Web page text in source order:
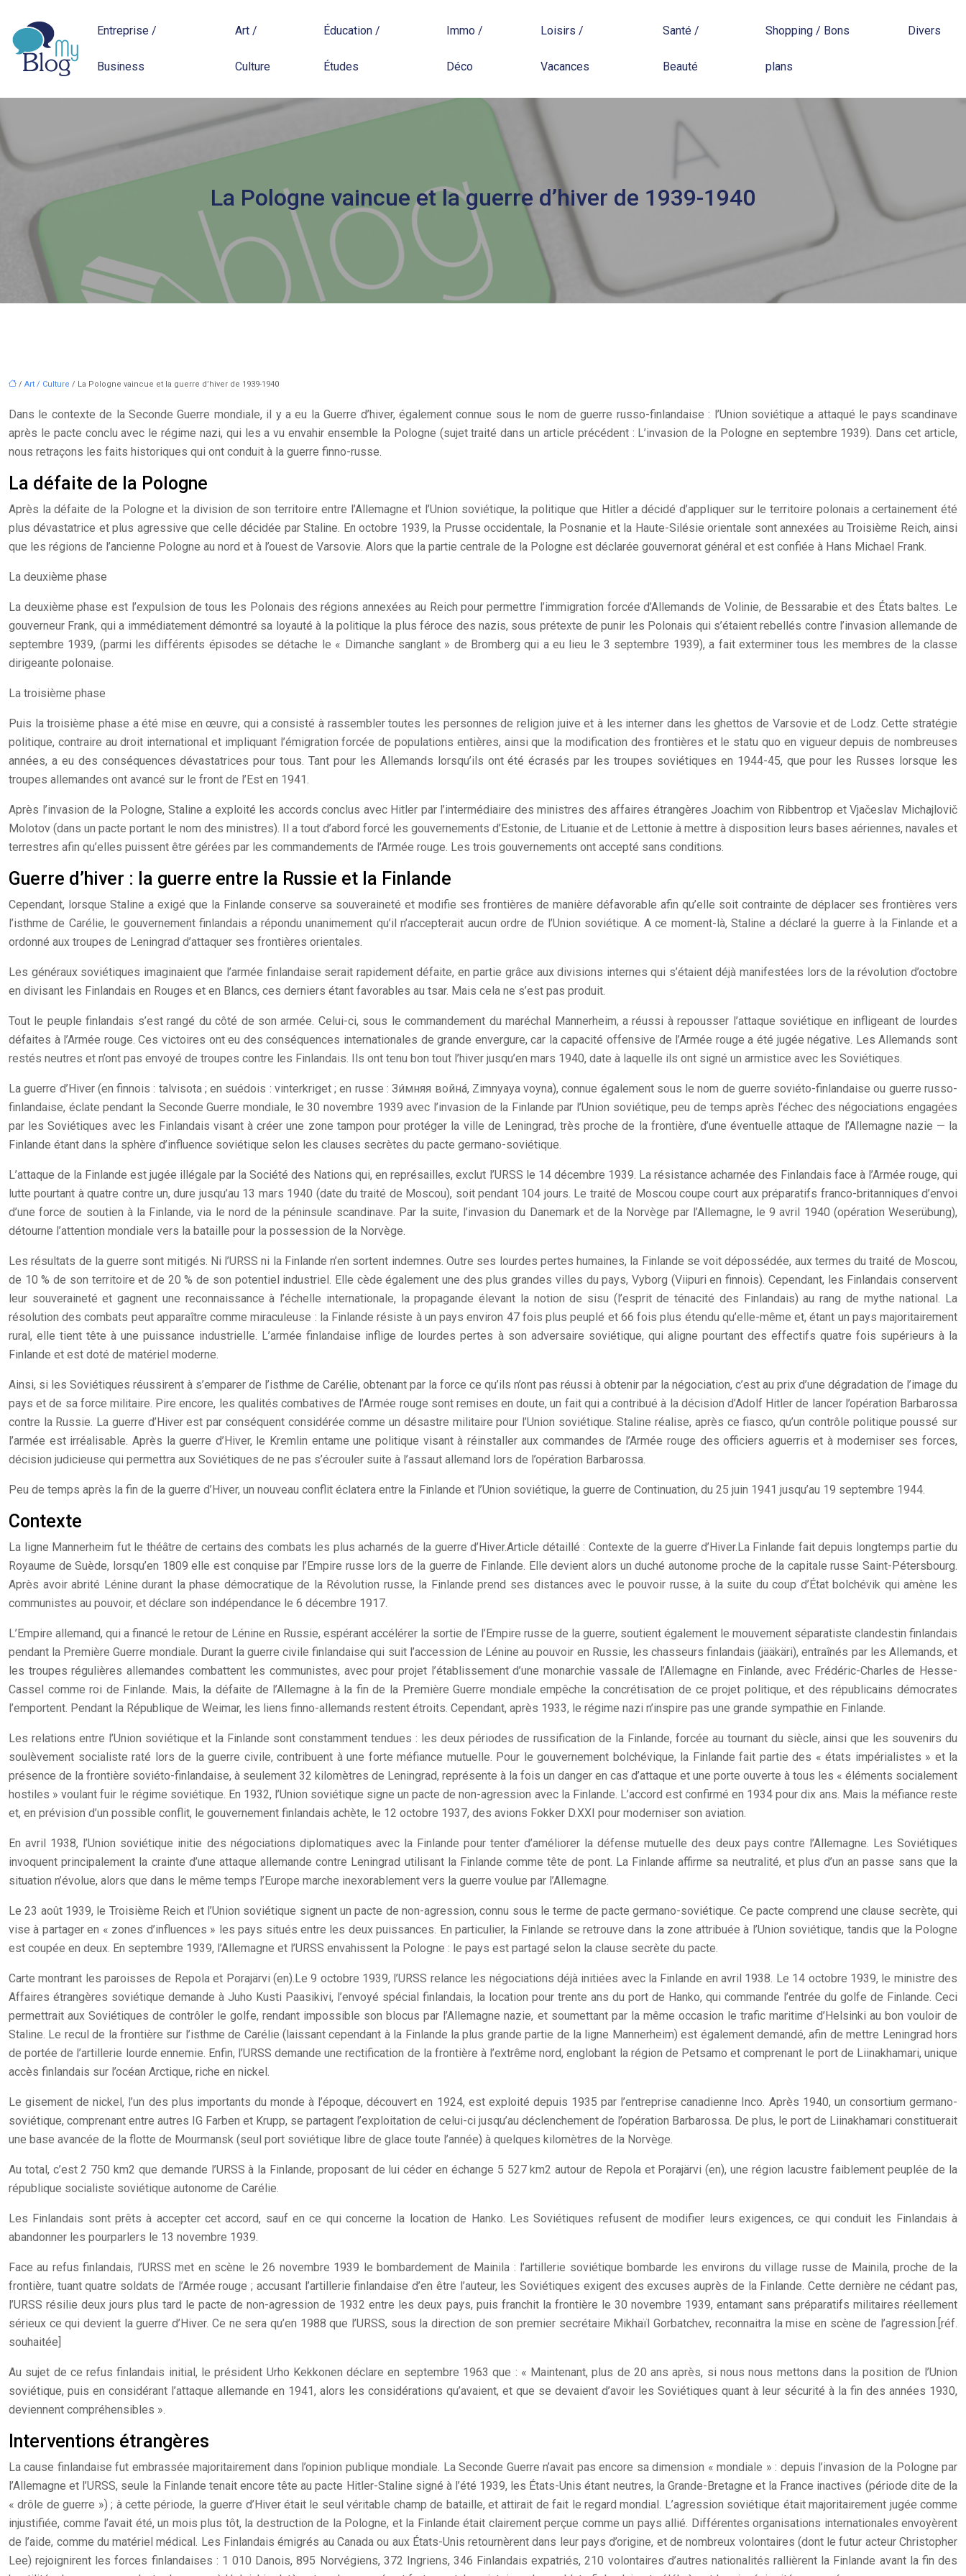
Entreprise /
Business
Art /
Culture
Éducation /
Études
Immo /
Déco
Loisirs /
Vacances
Santé /
Beauté
Shopping / Bons
plans
Divers
La Pologne vaincue et la guerre d’hiver de 1939-1940
/ Art / Culture / La Pologne vaincue et la guerre d’hiver de 1939-1940
Dans le contexte de la Seconde Guerre mondiale, il y a eu la Guerre d’hiver, également connue sous le nom de guerre russo-finlandaise : l’Union soviétique a attaqué le pays scandinave
après le pacte conclu avec le régime nazi, qui les a vu envahir ensemble la Pologne (sujet traité dans un article précédent : L’invasion de la Pologne en septembre 1939). Dans cet article,
nous retraçons les faits historiques qui ont conduit à la guerre finno-russe.
La défaite de la Pologne
Après la défaite de la Pologne et la division de son territoire entre l’Allemagne et l’Union soviétique, la politique que Hitler a décidé d’appliquer sur le territoire polonais a certainement été
plus dévastatrice et plus agressive que celle décidée par Staline. En octobre 1939, la Prusse occidentale, la Posnanie et la Haute-Silésie orientale sont annexées au Troisième Reich, ainsi
que les régions de l’ancienne Pologne au nord et à l’ouest de Varsovie. Alors que la partie centrale de la Pologne est déclarée gouvernorat général et est confiée à Hans Michael Frank.
La deuxième phase
La deuxième phase est l’expulsion de tous les Polonais des régions annexées au Reich pour permettre l’immigration forcée d’Allemands de Volinie, de Bessarabie et des États baltes. Le
gouverneur Frank, qui a immédiatement démontré sa loyauté à la politique la plus féroce des nazis, sous prétexte de punir les Polonais qui s’étaient rebellés contre l’invasion allemande de
septembre 1939, (parmi les différents épisodes se détache le « Dimanche sanglant » de Bromberg qui a eu lieu le 3 septembre 1939), a fait exterminer tous les membres de la classe
dirigeante polonaise.
La troisième phase
Puis la troisième phase a été mise en œuvre, qui a consisté à rassembler toutes les personnes de religion juive et à les interner dans les ghettos de Varsovie et de Lodz. Cette stratégie
politique, contraire au droit international et impliquant l’émigration forcée de populations entières, ainsi que la modification des frontières et le statu quo en vigueur depuis de nombreuses
années, a eu des conséquences dévastatrices pour tous. Tant pour les Allemands lorsqu’ils ont été écrasés par les troupes soviétiques en 1944-45, que pour les Russes lorsque les
troupes allemandes ont avancé sur le front de l’Est en 1941.
Après l’invasion de la Pologne, Staline a exploité les accords conclus avec Hitler par l’intermédiaire des ministres des affaires étrangères Joachim von Ribbentrop et Vjačeslav Michajlovič
Molotov (dans un pacte portant le nom des ministres). Il a tout d’abord forcé les gouvernements d’Estonie, de Lituanie et de Lettonie à mettre à disposition leurs bases aériennes, navales et
terrestres afin qu’elles puissent être gérées par les commandements de l’Armée rouge. Les trois gouvernements ont accepté sans conditions.
Guerre d’hiver : la guerre entre la Russie et la Finlande
Cependant, lorsque Staline a exigé que la Finlande conserve sa souveraineté et modifie ses frontières de manière défavorable afin qu’elle soit contrainte de déplacer ses frontières vers
l’isthme de Carélie, le gouvernement finlandais a répondu unanimement qu’il n’accepterait aucun ordre de l’Union soviétique. A ce moment-là, Staline a déclaré la guerre à la Finlande et a
ordonné aux troupes de Leningrad d’attaquer ses frontières orientales.
Les généraux soviétiques imaginaient que l’armée finlandaise serait rapidement défaite, en partie grâce aux divisions internes qui s’étaient déjà manifestées lors de la révolution d’octobre
en divisant les Finlandais en Rouges et en Blancs, ces derniers étant favorables au tsar. Mais cela ne s’est pas produit.
Tout le peuple finlandais s’est rangé du côté de son armée. Celui-ci, sous le commandement du maréchal Mannerheim, a réussi à repousser l’attaque soviétique en infligeant de lourdes
défaites à l’Armée rouge. Ces victoires ont eu des conséquences internationales de grande envergure, car la capacité offensive de l’Armée rouge a été jugée négative. Les Allemands sont
restés neutres et n’ont pas envoyé de troupes contre les Finlandais. Ils ont tenu bon tout l’hiver jusqu’en mars 1940, date à laquelle ils ont signé un armistice avec les Soviétiques.
La guerre d’Hiver (en finnois : talvisota ; en suédois : vinterkriget ; en russe : Зи́мняя война́, Zimnyaya voyna), connue également sous le nom de guerre soviéto-finlandaise ou guerre russo-
finlandaise, éclate pendant la Seconde Guerre mondiale, le 30 novembre 1939 avec l’invasion de la Finlande par l’Union soviétique, peu de temps après l’échec des négociations engagées
par les Soviétiques avec les Finlandais visant à créer une zone tampon pour protéger la ville de Leningrad, très proche de la frontière, d’une éventuelle attaque de l’Allemagne nazie — la
Finlande étant dans la sphère d’influence soviétique selon les clauses secrètes du pacte germano-soviétique.
L’attaque de la Finlande est jugée illégale par la Société des Nations qui, en représailles, exclut l’URSS le 14 décembre 1939. La résistance acharnée des Finlandais face à l’Armée rouge, qui
lutte pourtant à quatre contre un, dure jusqu’au 13 mars 1940 (date du traité de Moscou), soit pendant 104 jours. Le traité de Moscou coupe court aux préparatifs franco-britanniques d’envoi
d’une force de soutien à la Finlande, via le nord de la péninsule scandinave. Par la suite, l’invasion du Danemark et de la Norvège par l’Allemagne, le 9 avril 1940 (opération Weserübung),
détourne l’attention mondiale vers la bataille pour la possession de la Norvège.
Les résultats de la guerre sont mitigés. Ni l’URSS ni la Finlande n’en sortent indemnes. Outre ses lourdes pertes humaines, la Finlande se voit dépossédée, aux termes du traité de Moscou,
de 10 % de son territoire et de 20 % de son potentiel industriel. Elle cède également une des plus grandes villes du pays, Vyborg (Viipuri en finnois). Cependant, les Finlandais conservent
leur souveraineté et gagnent une reconnaissance à l’échelle internationale, la propagande élevant la notion de sisu (l’esprit de ténacité des Finlandais) au rang de mythe national. La
résolution des combats peut apparaître comme miraculeuse : la Finlande résiste à un pays environ 47 fois plus peuplé et 66 fois plus étendu qu’elle-même et, étant un pays majoritairement
rural, elle tient tête à une puissance industrielle. L’armée finlandaise inflige de lourdes pertes à son adversaire soviétique, qui aligne pourtant des effectifs quatre fois supérieurs à la
Finlande et est doté de matériel moderne.
Ainsi, si les Soviétiques réussirent à s’emparer de l’isthme de Carélie, obtenant par la force ce qu’ils n’ont pas réussi à obtenir par la négociation, c’est au prix d’une dégradation de l’image du
pays et de sa force militaire. Pire encore, les qualités combatives de l’Armée rouge sont remises en doute, un fait qui a contribué à la décision d’Adolf Hitler de lancer l’opération Barbarossa
contre la Russie. La guerre d’Hiver est par conséquent considérée comme un désastre militaire pour l’Union soviétique. Staline réalise, après ce fiasco, qu’un contrôle politique poussé sur
l’armée est irréalisable. Après la guerre d’Hiver, le Kremlin entame une politique visant à réinstaller aux commandes de l’Armée rouge des officiers aguerris et à moderniser ses forces,
décision judicieuse qui permettra aux Soviétiques de ne pas s’écrouler suite à l’assaut allemand lors de l’opération Barbarossa.
Peu de temps après la fin de la guerre d’Hiver, un nouveau conflit éclatera entre la Finlande et l’Union soviétique, la guerre de Continuation, du 25 juin 1941 jusqu’au 19 septembre 1944.
Contexte
La ligne Mannerheim fut le théâtre de certains des combats les plus acharnés de la guerre d’Hiver.Article détaillé : Contexte de la guerre d’Hiver.La Finlande fait depuis longtemps partie du
Royaume de Suède, lorsqu’en 1809 elle est conquise par l’Empire russe lors de la guerre de Finlande. Elle devient alors un duché autonome proche de la capitale russe Saint-Pétersbourg.
Après avoir abrité Lénine durant la phase démocratique de la Révolution russe, la Finlande prend ses distances avec le pouvoir russe, à la suite du coup d’État bolchévik qui amène les
communistes au pouvoir, et déclare son indépendance le 6 décembre 1917.
L’Empire allemand, qui a financé le retour de Lénine en Russie, espérant accélérer la sortie de l’Empire russe de la guerre, soutient également le mouvement séparatiste clandestin finlandais
pendant la Première Guerre mondiale. Durant la guerre civile finlandaise qui suit l’accession de Lénine au pouvoir en Russie, les chasseurs finlandais (jääkäri), entraînés par les Allemands, et
les troupes régulières allemandes combattent les communistes, avec pour projet l’établissement d’une monarchie vassale de l’Allemagne en Finlande, avec Frédéric-Charles de Hesse-
Cassel comme roi de Finlande. Mais, la défaite de l’Allemagne à la fin de la Première Guerre mondiale empêche la concrétisation de ce projet politique, et des républicains démocrates
l’emportent. Pendant la République de Weimar, les liens finno-allemands restent étroits. Cependant, après 1933, le régime nazi n’inspire pas une grande sympathie en Finlande.
Les relations entre l’Union soviétique et la Finlande sont constamment tendues : les deux périodes de russification de la Finlande, forcée au tournant du siècle, ainsi que les souvenirs du
soulèvement socialiste raté lors de la guerre civile, contribuent à une forte méfiance mutuelle. Pour le gouvernement bolchévique, la Finlande fait partie des « états impérialistes » et la
présence de la frontière soviéto-finlandaise, à seulement 32 kilomètres de Leningrad, représente à la fois un danger en cas d’attaque et une porte ouverte à tous les « éléments socialement
hostiles » voulant fuir le régime soviétique. En 1932, l’Union soviétique signe un pacte de non-agression avec la Finlande. L’accord est confirmé en 1934 pour dix ans. Mais la méfiance reste
et, en prévision d’un possible conflit, le gouvernement finlandais achète, le 12 octobre 1937, des avions Fokker D.XXI pour moderniser son aviation.
En avril 1938, l’Union soviétique initie des négociations diplomatiques avec la Finlande pour tenter d’améliorer la défense mutuelle des deux pays contre l’Allemagne. Les Soviétiques
invoquent principalement la crainte d’une attaque allemande contre Leningrad utilisant la Finlande comme tête de pont. La Finlande affirme sa neutralité, et plus d’un an passe sans que la
situation n’évolue, alors que dans le même temps l’Europe marche inexorablement vers la guerre voulue par l’Allemagne.
Le 23 août 1939, le Troisième Reich et l’Union soviétique signent un pacte de non-agression, connu sous le terme de pacte germano-soviétique. Ce pacte comprend une clause secrète, qui
vise à partager en « zones d’influences » les pays situés entre les deux puissances. En particulier, la Finlande se retrouve dans la zone attribuée à l’Union soviétique, tandis que la Pologne
est coupée en deux. En septembre 1939, l’Allemagne et l’URSS envahissent la Pologne : le pays est partagé selon la clause secrète du pacte.
Carte montrant les paroisses de Repola et Porajärvi (en).Le 9 octobre 1939, l’URSS relance les négociations déjà initiées avec la Finlande en avril 1938. Le 14 octobre 1939, le ministre des
Affaires étrangères soviétique demande à Juho Kusti Paasikivi, l’envoyé spécial finlandais, la location pour trente ans du port de Hanko, qui commande l’entrée du golfe de Finlande. Ceci
permettrait aux Soviétiques de contrôler le golfe, rendant impossible son blocus par l’Allemagne nazie, et soumettant par la même occasion le trafic maritime d’Helsinki au bon vouloir de
Staline. Le recul de la frontière sur l’isthme de Carélie (laissant cependant à la Finlande la plus grande partie de la ligne Mannerheim) est également demandé, afin de mettre Leningrad hors
de portée de l’artillerie lourde ennemie. Enfin, l’URSS demande une rectification de la frontière à l’extrême nord, englobant la région de Petsamo et comprenant le port de Liinakhamari, unique
accès finlandais sur l’océan Arctique, riche en nickel.
Le gisement de nickel, l’un des plus importants du monde à l’époque, découvert en 1924, est exploité depuis 1935 par l’entreprise canadienne Inco. Après 1940, un consortium germano-
soviétique, comprenant entre autres IG Farben et Krupp, se partagent l’exploitation de celui-ci jusqu’au déclenchement de l’opération Barbarossa. De plus, le port de Liinakhamari constituerait
une base avancée de la flotte de Mourmansk (seul port soviétique libre de glace toute l’année) à quelques kilomètres de la Norvège.
Au total, c’est 2 750 km2 que demande l’URSS à la Finlande, proposant de lui céder en échange 5 527 km2 autour de Repola et Porajärvi (en), une région lacustre faiblement peuplée de la
république socialiste soviétique autonome de Carélie.
Les Finlandais sont prêts à accepter cet accord, sauf en ce qui concerne la location de Hanko. Les Soviétiques refusent de modifier leurs exigences, ce qui conduit les Finlandais à
abandonner les pourparlers le 13 novembre 1939.
Face au refus finlandais, l’URSS met en scène le 26 novembre 1939 le bombardement de Mainila : l’artillerie soviétique bombarde les environs du village russe de Mainila, proche de la
frontière, tuant quatre soldats de l’Armée rouge ; accusant l’artillerie finlandaise d’en être l’auteur, les Soviétiques exigent des excuses auprès de la Finlande. Cette dernière ne cédant pas,
l’URSS résilie deux jours plus tard le pacte de non-agression de 1932 entre les deux pays, puis franchit la frontière le 30 novembre 1939, entamant sans préparatifs militaires réellement
sérieux ce qui devient la guerre d’Hiver. Ce ne sera qu’en 1988 que l’URSS, sous la direction de son premier secrétaire Mikhaïl Gorbatchev, reconnaitra la mise en scène de l’agression.[réf.
souhaitée]
Au sujet de ce refus finlandais initial, le président Urho Kekkonen déclare en septembre 1963 que : « Maintenant, plus de 20 ans après, si nous nous mettons dans la position de l’Union
soviétique, puis en considérant l’attaque allemande en 1941, alors les considérations qu’avaient, et que se devaient d’avoir les Soviétiques quant à leur sécurité à la fin des années 1930,
deviennent compréhensibles ».
Interventions étrangères
La cause finlandaise fut embrassée majoritairement dans l’opinion publique mondiale. La Seconde Guerre n’avait pas encore sa dimension « mondiale » : depuis l’invasion de la Pologne par
l’Allemagne et l’URSS, seule la Finlande tenait encore tête au pacte Hitler-Staline signé à l’été 1939, les États-Unis étant neutres, la Grande-Bretagne et la France inactives (période dite de la
« drôle de guerre ») ; à cette période, la guerre d’Hiver était le seul véritable champ de bataille, et attirait de fait le regard mondial. L’agression soviétique était majoritairement jugée comme
injustifiée, comme l’avait été, un mois plus tôt, la destruction de la Pologne, et la Finlande était clairement perçue comme un pays allié. Différentes organisations internationales envoyèrent
de l’aide, comme du matériel médical. Les Finlandais émigrés au Canada ou aux États-Unis retournèrent dans leur pays d’origine, et de nombreux volontaires (dont le futur acteur Christopher
Lee) rejoignirent les forces finlandaises : 1 010 Danois, 895 Norvégiens, 372 Ingriens, 346 Finlandais expatriés, 210 volontaires d’autres nationalités rallièrent la Finlande avant la fin des